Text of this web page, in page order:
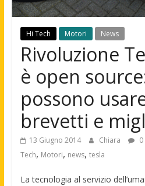
Hi Tech Motori News
Rivoluzione
è open
possono
brevetti e
13 Giugno 2014 Chiara
Tech, Motori, news, tesla
La tecnologia al servizio